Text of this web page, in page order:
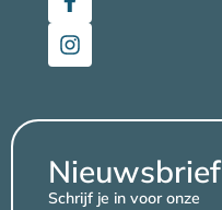
Nieuwsbrief
Schrijf je in voor onze